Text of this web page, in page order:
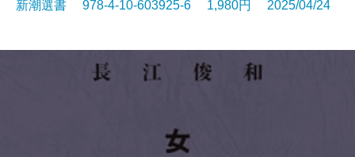
新潮選書 978-4-10-603925-6 1,980円 2025/04/24